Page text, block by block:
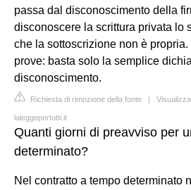
passa dal disconoscimento della
disconoscere la scrittura privata lo
che la sottoscrizione non è
prove: basta solo la semplice
disconoscimento.
Richiesta di rimozione della fonte |
laleggepertutti.it
Quanti giorni di preavviso per
determinato?
Nel contratto a tempo determinato